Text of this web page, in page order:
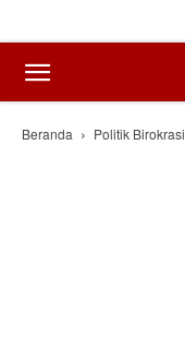
Beranda Politik Birokrasi